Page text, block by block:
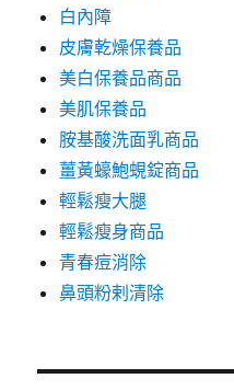
白內障
皮膚乾燥保養品
美白保養品商品
美肌保養品
胺基酸洗面乳商品
薑黃蠔鮑蜆錠商品
輕鬆瘦大腿
輕鬆瘦身商品
青春痘消除
鼻頭粉剌清除